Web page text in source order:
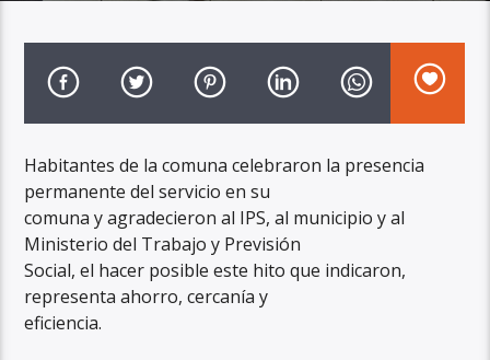
Habitantes de la comuna celebraron la presencia
permanente del servicio en su
comuna y agradecieron al IPS, al municipio y al
Ministerio del Trabajo y Previsión
Social, el hacer posible este hito que indicaron,
representa ahorro, cercanía y
eficiencia.